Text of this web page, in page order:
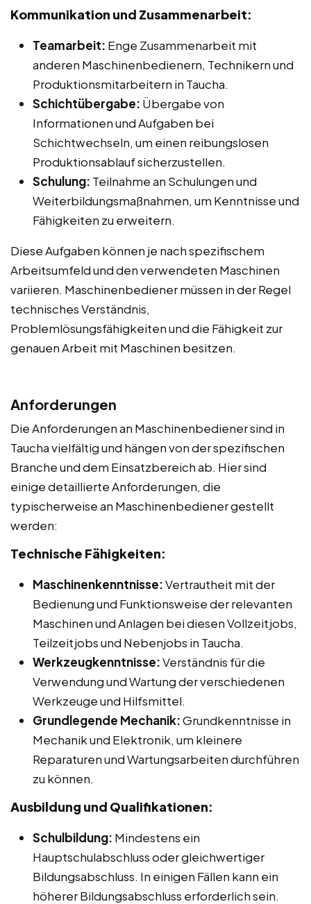
Kommunikation und Zusammenarbeit:
Teamarbeit: Enge Zusammenarbeit mit
anderen Maschinenbedienern, Technikern und
Produktionsmitarbeitern in Taucha.
Schichtübergabe: Übergabe von
Informationen und Aufgaben bei
Schichtwechseln, um einen reibungslosen
Produktionsablauf sicherzustellen.
Schulung: Teilnahme an Schulungen und
Weiterbildungsmaßnahmen, um Kenntnisse und
Fähigkeiten zu erweitern.
Diese Aufgaben können je nach spezifischem
Arbeitsumfeld und den verwendeten Maschinen
variieren. Maschinenbediener müssen in der Regel
technisches Verständnis,
Problemlösungsfähigkeiten und die Fähigkeit zur
genauen Arbeit mit Maschinen besitzen.
Anforderungen
Die Anforderungen an Maschinenbediener sind in
Taucha vielfältig und hängen von der spezifischen
Branche und dem Einsatzbereich ab. Hier sind
einige detaillierte Anforderungen, die
typischerweise an Maschinenbediener gestellt
werden:
Technische Fähigkeiten:
Maschinenkenntnisse:Vertrautheit mit der
Bedienung und Funktionsweise der relevanten
Maschinen und Anlagen bei diesen Vollzeitjobs,
Teilzeitjobs und Nebenjobs in Taucha.
Werkzeugkenntnisse:Verständnis für die
Verwendung und Wartung der verschiedenen
Werkzeuge und Hilfsmittel.
Grundlegende Mechanik:Grundkenntnisse in
Mechanik und Elektronik, um kleinere
Reparaturen und Wartungsarbeiten durchführen
zu können.
Ausbildung und Qualifikationen:
Schulbildung: Mindestens ein
Hauptschulabschluss oder gleichwertiger
Bildungsabschluss. In einigen Fällen kann ein
höherer Bildungsabschluss erforderlich sein.